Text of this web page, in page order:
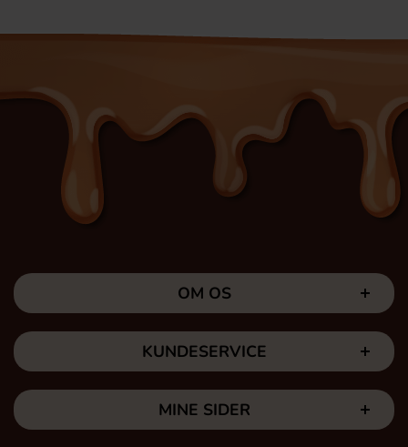
OM OS
KUNDESERVICE
MINE SIDER